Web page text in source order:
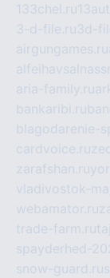
133chel.ru
3-d-file.ru3d-
airgungames.ru
aria-family.ru
bankaribi.ru
blagodarenie-
cardvoice.ru
zarafshan.ru
vladivostok-
webamator.ru
trade-farm.ru
spayderhed-
snow-guard.ru